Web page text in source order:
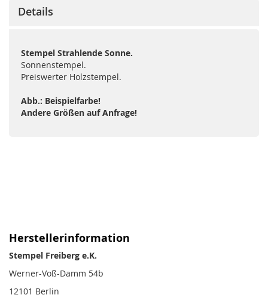
Details
Stempel Strahlende Sonne.
Sonnenstempel.
Preiswerter Holzstempel.
Abb.: Beispielfarbe!
Andere Größen auf Anfrage!
Herstellerinformation
Stempel Freiberg e.K.
Werner-Voß-Damm 54b
12101 Berlin